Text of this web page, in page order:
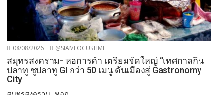
08/08/2026 @SIAMFOCUSTIME
สมุทรสงคราม- หอการค้า เตรียมจัดใหญ่ “เทศกาลกิน
ปลาทู ชูปลาทู GI กว่า 50 เมนู ดันเมืองสู่ Gastronomy
City